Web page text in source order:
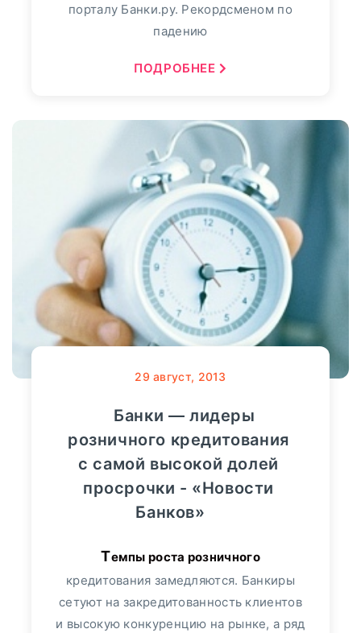
порталу Банки.ру. Рекордсменом по
падению
ПОДРОБНЕЕ
29 август, 2013
Банки — лидеры
розничного кредитования
с самой высокой долей
просрочки - «Новости
Банков»
Темпы роста розничного
кредитования замедляются. Банкиры
сетуют на закредитованность клиентов
и высокую конкуренцию на рынке, а ряд